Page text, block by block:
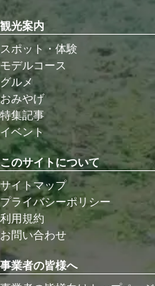
観光案内
スポット・体験
モデルコース
グルメ
おみやげ
特集記事
イベント
このサイトについて
サイトマップ
プライバシーポリシー
利用規約
お問い合わせ
事業者の皆様へ